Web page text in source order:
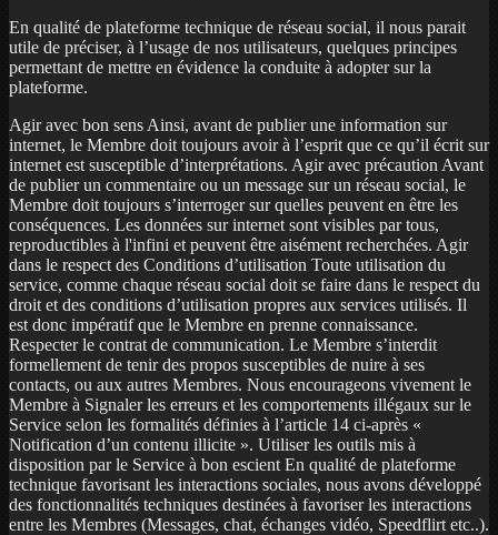
En qualité de plateforme technique de réseau social, il nous parait
utile de préciser, à l’usage de nos utilisateurs, quelques principes
permettant de mettre en évidence la conduite à adopter sur la
plateforme.
Agir avec bon sens Ainsi, avant de publier une information sur
internet, le Membre doit toujours avoir à l’esprit que ce qu’il écrit sur
internet est susceptible d’interprétations. Agir avec précaution Avant
de publier un commentaire ou un message sur un réseau social, le
Membre doit toujours s’interroger sur quelles peuvent en être les
conséquences. Les données sur internet sont visibles par tous,
reproductibles à l'infini et peuvent être aisément recherchées. Agir
dans le respect des Conditions d’utilisation Toute utilisation du
service, comme chaque réseau social doit se faire dans le respect du
droit et des conditions d’utilisation propres aux services utilisés. Il
est donc impératif que le Membre en prenne connaissance.
Respecter le contrat de communication. Le Membre s’interdit
formellement de tenir des propos susceptibles de nuire à ses
contacts, ou aux autres Membres. Nous encourageons vivement le
Membre à Signaler les erreurs et les comportements illégaux sur le
Service selon les formalités définies à l’article 14 ci-après «
Notification d’un contenu illicite ». Utiliser les outils mis à
disposition par le Service à bon escient En qualité de plateforme
technique favorisant les interactions sociales, nous avons développé
des fonctionnalités techniques destinées à favoriser les interactions
entre les Membres (Messages, chat, échanges vidéo, Speedflirt etc..).